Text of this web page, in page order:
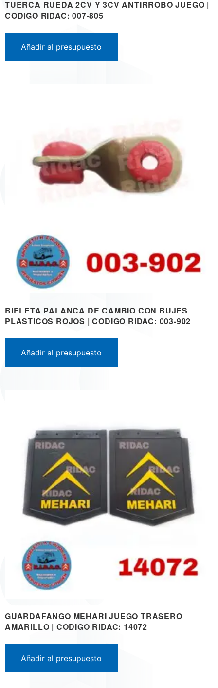
TUERCA RUEDA 2CV Y 3CV ANTIRROBO JUEGO |
CODIGO RIDAC: 007-805
Añadir al presupuesto
BIELETA PALANCA DE CAMBIO CON BUJES
PLASTICOS ROJOS | CODIGO RIDAC: 003-902
Añadir al presupuesto
GUARDAFANGO MEHARI JUEGO TRASERO
AMARILLO | CODIGO RIDAC: 14072
Añadir al presupuesto